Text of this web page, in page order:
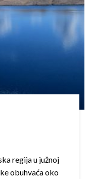
regija u južnoj
obuhvaća oko